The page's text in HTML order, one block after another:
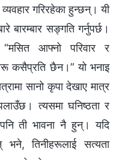
गरिरहेका हुन्छन्। यी
बारम्बार सङ्गति गर्नुपर्छ।
आफ्नो परिवार र
कसैप्रति छैन।” यो भनाइ
सानो कृपा देखाए मात्र
त्यसमा घनिष्ठता र
ती भावना नै हुन्। यदि
भने, तिनीहरूलाई सत्यता